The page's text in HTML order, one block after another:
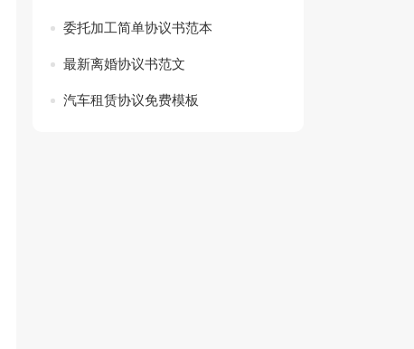
委托加工简单协议书范本
最新离婚协议书范文
汽车租赁协议免费模板